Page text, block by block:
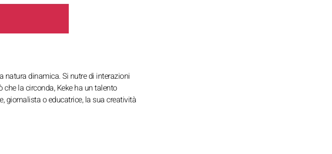
natura dinamica. Si nutre di interazioni
la circonda, Keke ha un talento
giornalista o educatrice, la sua creatività